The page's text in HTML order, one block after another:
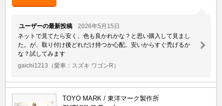
ユーザーの最新投稿
2026年5月15日
ネットで見てたら安く、色も良かれかな？と思い購入して見まし
た。が、取り付け後どれだけ持つか心配。安いからすぐ禿げるか
な？試してみます
gaichi1213 （愛車：スズキ ワゴンR）
TOYO MARK / 東洋マーク製作所